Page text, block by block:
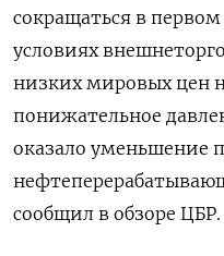
сокращаться в первом
условиях
низких мировых цен
понижательное
оказало уменьшение
сообщил в обзоре ЦБР.